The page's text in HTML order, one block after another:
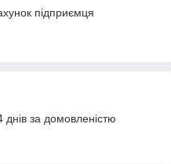
підприємця
за домовленістю